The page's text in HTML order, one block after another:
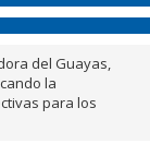
del Guayas,
la
para los